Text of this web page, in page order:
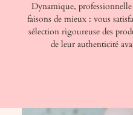
Dynamique,
faisons de mieux : vous
sélection rigoureuse des
de leur authenticité